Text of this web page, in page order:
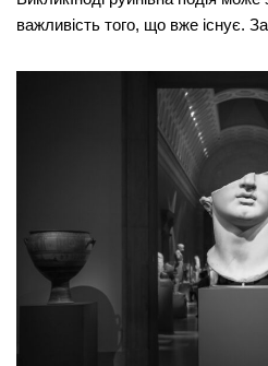
важливість того, що вже існує.